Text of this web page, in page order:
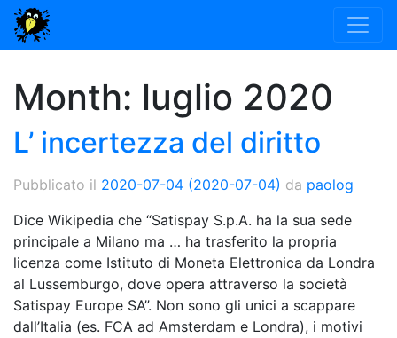
Month: luglio 2020
L’ incertezza del diritto
Pubblicato il 2020-07-04 (2020-07-04) da paolog
Dice Wikipedia che “Satispay S.p.A. ha la sua sede
principale a Milano ma … ha trasferito la propria
licenza come Istituto di Moneta Elettronica da Londra
al Lussemburgo, dove opera attraverso la società
Satispay Europe SA”. Non sono gli unici a scappare
dall’Italia (es. FCA ad Amsterdam e Londra), i motivi